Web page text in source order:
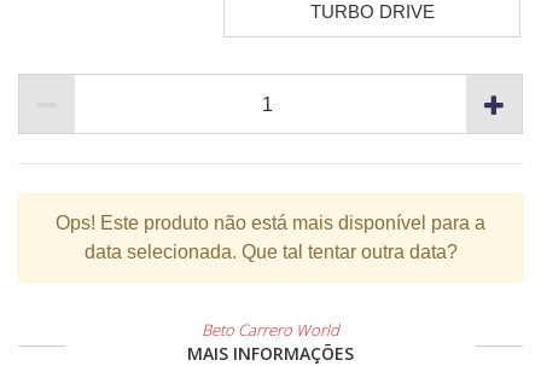
TURBO DRIVE
Ops! Este produto não está mais disponível para a
data selecionada. Que tal tentar outra data?
Beto Carrero World
MAIS INFORMAÇÕES